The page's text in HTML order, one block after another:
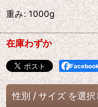
重み:1000g
在庫わずか
性別 / サイズ を選